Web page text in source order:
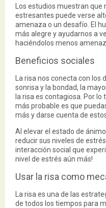
Los estudios muestran
estresantes puede verse
amenaza o un desafío. El
más alegre y ayudarnos a
haciéndolos menos
Beneficios sociales
La risa nos conecta con los
sonrisa y la bondad, la
la risa es contagiosa. Por
más probable es que
más y darse cuenta de
Al elevar el estado de
reducir sus niveles de
interacción social que
nivel de estrés aún más!
Usar la risa como
La risa es una de las
de todos los tiempos para